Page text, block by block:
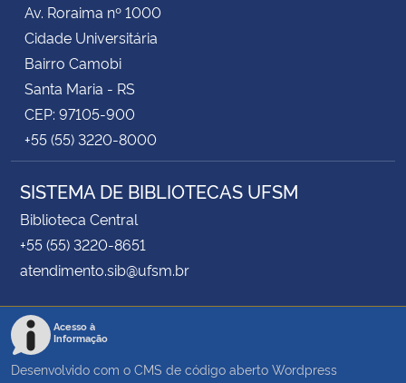
Secretaria-Geral
Secretaria de Governo
Gabinete de Segurança Institucional
Advocacia-Geral da União
Av. Roraima nº 1000
Cidade Universitária
Bairro Camobi
Santa Maria - RS
CEP: 97105-900
+55 (55) 3220-8000
SISTEMA DE BIBLIOTECAS UFSM
Biblioteca Central
+55 (55) 3220-8651
atendimento.sib@ufsm.br
Acesso à
Informação
Desenvolvido com o CMS de código aberto Wordpress